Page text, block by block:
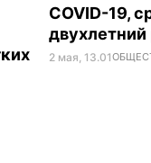
COVID-19,
2 мая, 13.01